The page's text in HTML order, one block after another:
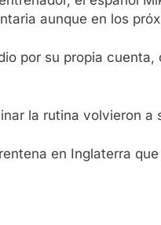
aunque en los
por su propia
la rutina volvieron
en Inglaterra